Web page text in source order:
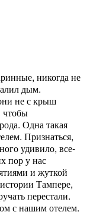
никогда не
дым.
не с крыш
чтобы
Одна такая
Признаться,
удивило, все-
пор у нас
и жуткой
Тампере,
перестали.
с нашим отелем.